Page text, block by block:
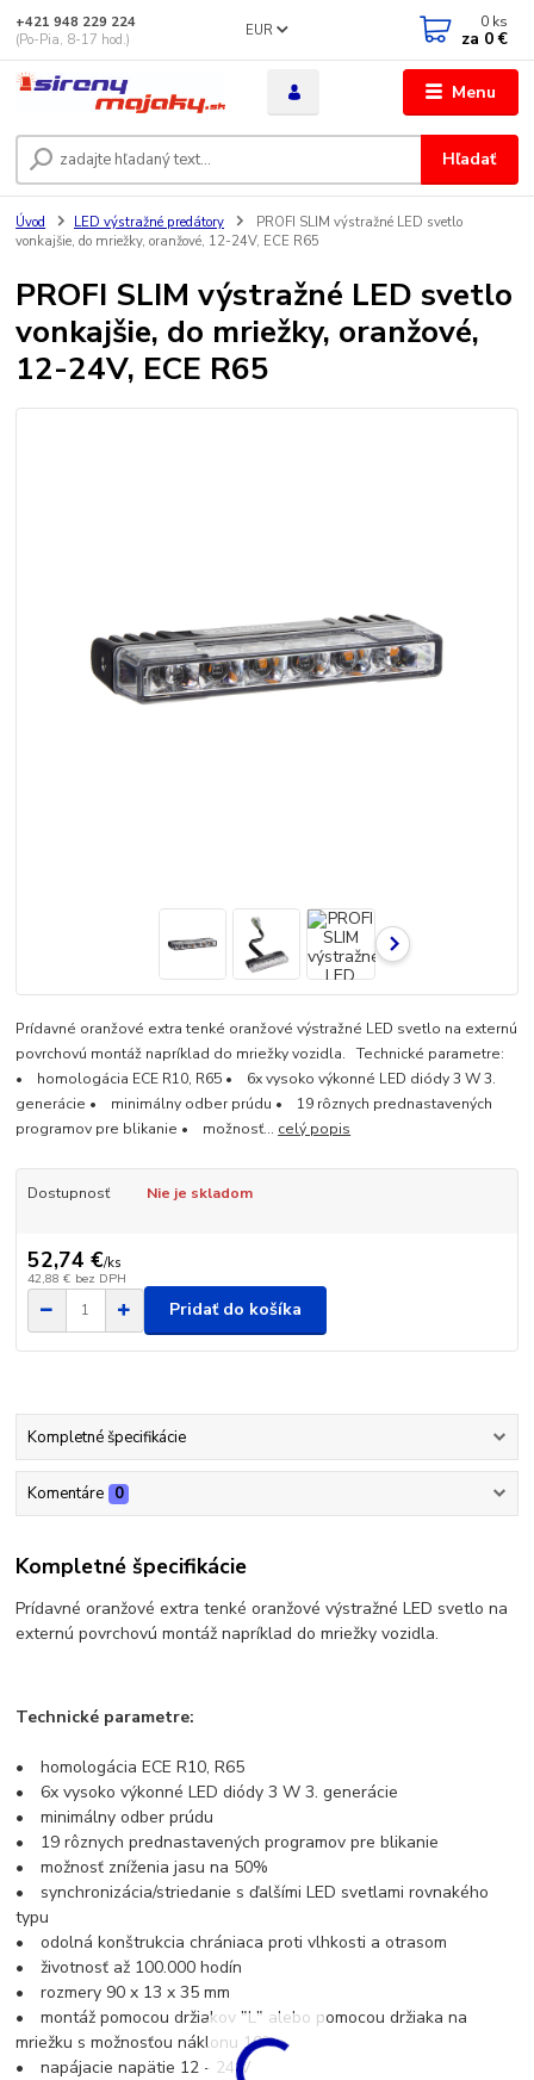
Menu
EUR
Hľadať
+421 948 229 224
(Po-Pia, 8-17 hod.)
0 ks
za 0 €
Úvod LED výstražné predátory
PROFI SLIM výstražné LED svetlo
vonkajšie, do mriežky, oranžové, 12-24V, ECE R65
PROFI SLIM výstražné LED svetlo
vonkajšie, do mriežky, oranžové,
12-24V, ECE R65
Prídavné oranžové extra tenké oranžové výstražné LED svetlo na externú
povrchovú montáž napríklad do mriežky vozidla. Technické parametre:
• homologácia ECE R10, R65 • 6x vysoko výkonné LED diódy 3 W 3.
generácie • minimálny odber prúdu • 19 rôznych prednastavených
programov pre blikanie • možnosť... celý popis
Dostupnosť Nie je skladom
52,74 €/ks
42,88 € bez DPH
Pridať do košíka
Kompletné špecifikácie
Komentáre 0
Kompletné špecifikácie
Prídavné oranžové extra tenké oranžové výstražné LED svetlo na
externú povrchovú montáž napríklad do mriežky vozidla.
Technické parametre:
• homologácia ECE R10, R65
• 6x vysoko výkonné LED diódy 3 W 3. generácie
• minimálny odber prúdu
• 19 rôznych prednastavených programov pre blikanie
• možnosť zníženia jasu na 50%
• synchronizácia/striedanie s ďalšími LED svetlami rovnakého
typu
• odolná konštrukcia chrániaca proti vlhkosti a otrasom
• životnosť až 100.000 hodín
• rozmery 90 x 13 x 35 mm
• montáž pomocou držiakov "L" alebo pomocou držiaka na
mriežku s možnosťou náklonu 10°
• napájacie napätie 12 - 24 V